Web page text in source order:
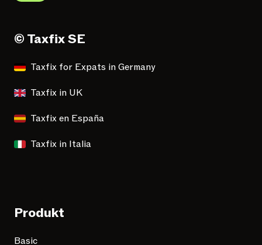
© Taxfix SE
Taxfix for Expats in Germany
Taxfix in UK
Taxfix en España
Taxfix in Italia
Produkt
Basic